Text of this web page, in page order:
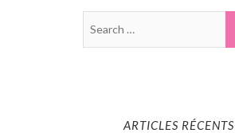
ARTICLES RÉCENTS